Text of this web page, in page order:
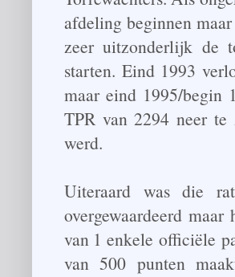
afdeling beginnen
zeer uitzonderlijk de
starten. Eind 1993
maar eind 1995/begin
TPR van 2294 neer te
werd.
Uiteraard was die
overgewaardeerd
van 1 enkele officiële
van 500 punten